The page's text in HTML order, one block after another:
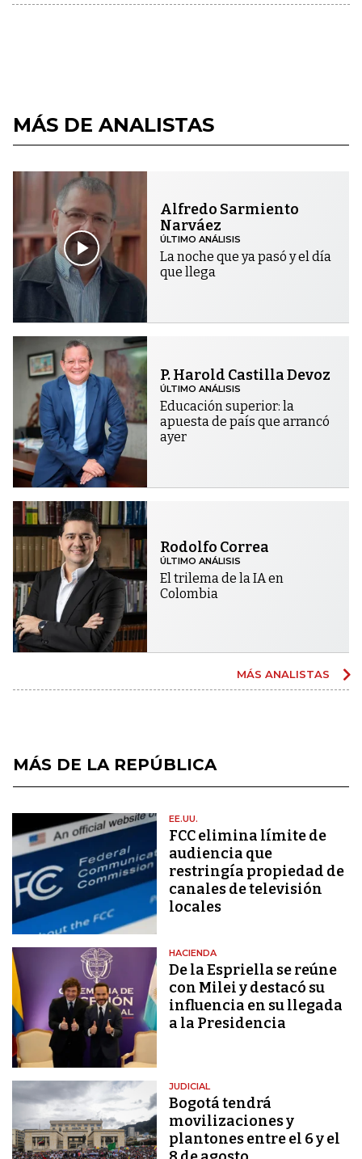
MÁS DE ANALISTAS
Alfredo Sarmiento
Narváez
ÚLTIMO ANÁLISIS
La noche que ya pasó y el día
que llega
P. Harold Castilla Devoz
ÚLTIMO ANÁLISIS
Educación superior: la
apuesta de país que arrancó
ayer
Rodolfo Correa
ÚLTIMO ANÁLISIS
El trilema de la IA en
Colombia
MÁS ANALISTAS
MÁS DE LA REPÚBLICA
EE.UU.
FCC elimina límite de
audiencia que
restringía propiedad de
canales de televisión
locales
HACIENDA
De la Espriella se reúne
con Milei y destacó su
influencia en su llegada
a la Presidencia
JUDICIAL
Bogotá tendrá
movilizaciones y
plantones entre el 6 y el